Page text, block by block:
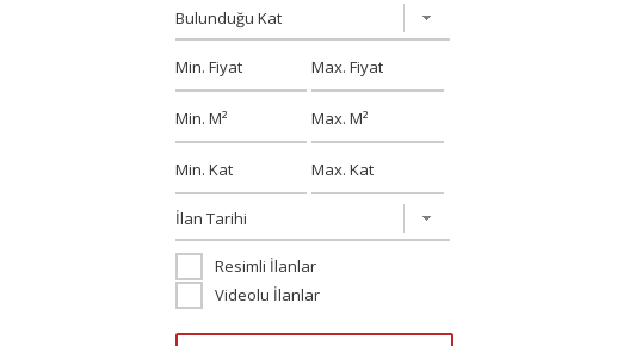
Resimli İlanlar
Videolu İlanlar